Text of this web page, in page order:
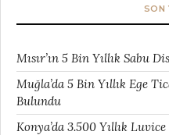
SON
Mısır’ın 5 Bin Yıllık Sabu
Muğla’da 5 Bin Yıllık Ege
Bulundu
Konya’da 3.500 Yıllık